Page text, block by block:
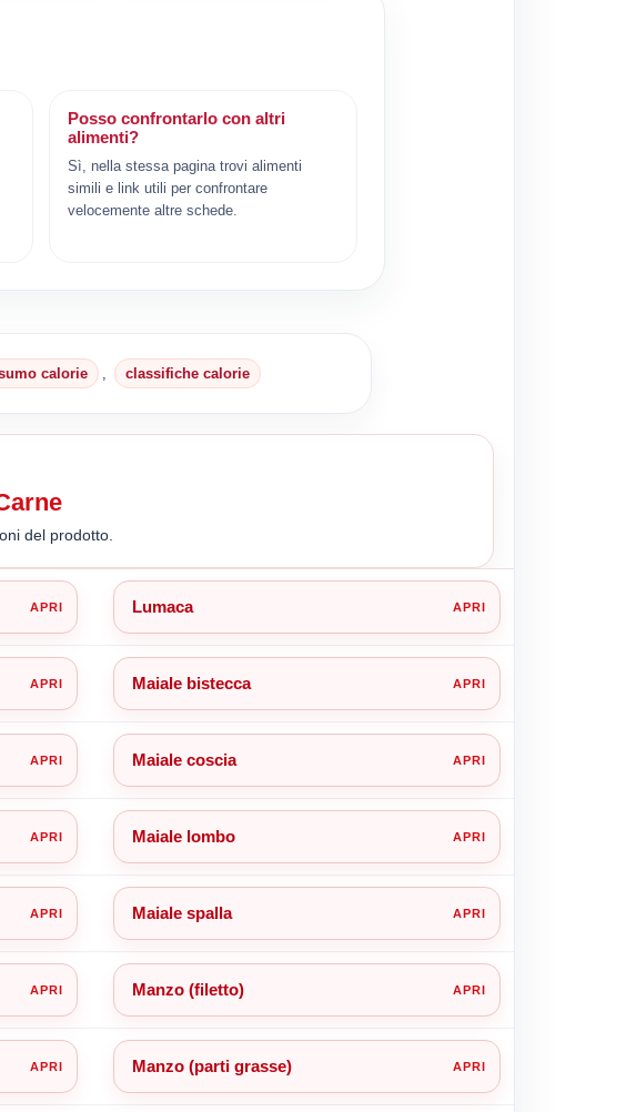
Posso confrontarlo con altri
alimenti?
Sì, nella stessa pagina trovi alimenti
simili e link utili per confrontare
velocemente altre schede.
calorie classifiche calorie
del prodotto.
Lumaca
Maiale bistecca
Maiale coscia
Maiale lombo
Maiale spalla
Manzo (filetto)
Manzo (parti grasse)